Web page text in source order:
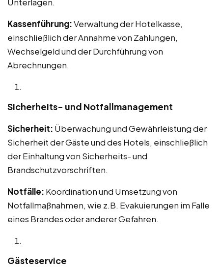
Kassenführung:Verwaltung der Hotelkasse,
einschließlich der Annahme von Zahlungen,
Wechselgeld und der Durchführung von
Abrechnungen.
Sicherheits- und Notfallmanagement
Sicherheit: Überwachung und Gewährleistung der
Sicherheit der Gäste und des Hotels, einschließlich
der Einhaltung von Sicherheits- und
Brandschutzvorschriften.
Notfälle: Koordination und Umsetzung von
Notfallmaßnahmen, wie z.B. Evakuierungen im Falle
eines Brandes oder anderer Gefahren.
Gästeservice